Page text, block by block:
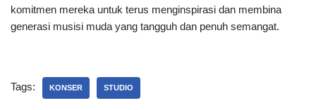
komitmen mereka untuk terus menginspirasi dan membina
generasi musisi muda yang tangguh dan penuh semangat.
Tags: KONSER STUDIO